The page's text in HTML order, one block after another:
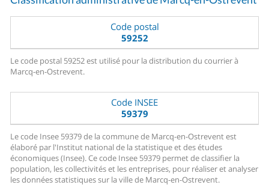
Code postal
59252
Le code postal 59252 est utilisé pour la distribution du courrier à
Marcq-en-Ostrevent.
Code INSEE
59379
Le code Insee 59379 de la commune de Marcq-en-Ostrevent est
élaboré par l'Institut national de la statistique et des études
économiques (Insee). Ce code Insee 59379 permet de classifier la
population, les collectivités et les entreprises, pour réaliser et analyser
les données statistiques sur la ville de Marcq-en-Ostrevent.